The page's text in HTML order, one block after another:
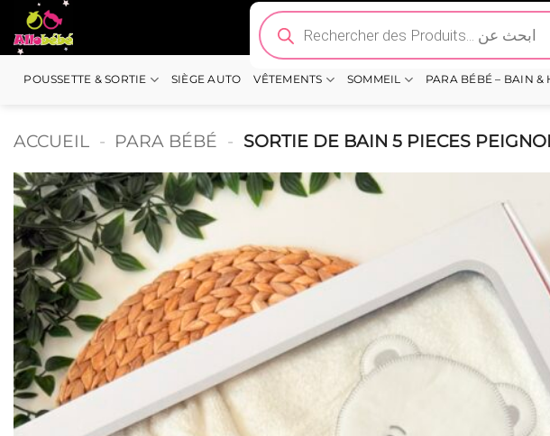
Passer
au
contenu
Recherche
de
produits
POUSSETTE & SORTIE SIÈGE AUTO VÊTEMENTS SOMMEIL PARA BÉBÉ – BAIN &
ACCUEIL - PARA BÉBÉ - SORTIE DE BAIN 5 PIECES